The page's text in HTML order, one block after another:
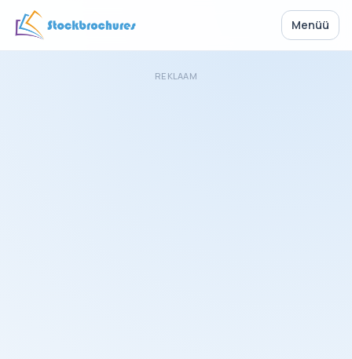
Menüü
REKLAAM